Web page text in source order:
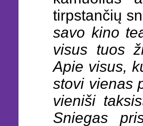
tirpstančių
savo kino
visus tuos
Apie visus,
stovi vienas
vieniši
Sniegas